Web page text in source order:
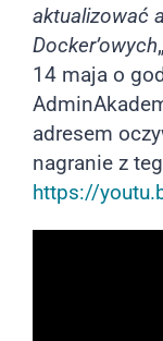
aktualizować
Docker’owych
14 maja o
adresem
nagranie z
https://